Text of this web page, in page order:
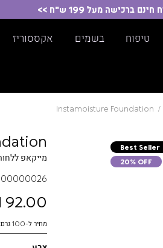
ברכישה מעל 199 ש"ח >>
טיפוח בשמים אקססוריז
Instamoisture Foundation
Best Seller
20% OFF
מייקאפ
92.00 ₪
מחיר ל-100 גרם: 383.33 ₪